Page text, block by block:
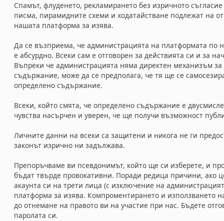
Спамът, флуденето, рекламирането без изричното
писма, пирамидните схеми и ходатайстване подлежат на
нашата платформа за изява.
Да се възприема, че администрацията на платформата по
е абсурдно. Всеки сам е отговорен за действията си и за
Въпреки че администрацията няма директен механизъм за
съдържание, може да се предполага, че тя ще се
определено съдържание.
Всеки, който смята, че определено съдържание е
чувства насърчен и уверен, че ще получи възможност
Личните данни на всеки са защитени и никога не ги
законът изрично ни задължава.
Препоръчваме ви псевдонимът, който ще си изберете, и
бъдат твърде провокативни. Поради редица причини, ако
акаунта си на трети лица (с изключение на
платформа за изява. Компроментирането и използването
до отнемане на правото ви на участие при нас. Бъдете
паролата си.